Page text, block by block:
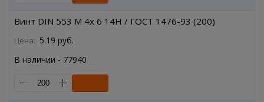
Винт DIN 553 M 4x 6 14H / ГОСТ 1476-93 (200)
Цена: 5.19 руб.
В наличии - 77940